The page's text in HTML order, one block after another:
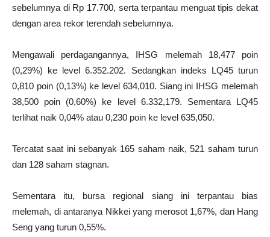
sebelumnya di Rp 17.700, serta terpantau menguat tipis dekat
dengan area rekor terendah sebelumnya.
Mengawali perdagangannya, IHSG melemah 18,477 poin
(0,29%) ke level 6.352.202. Sedangkan indeks LQ45 turun
0,810 poin (0,13%) ke level 634,010. Siang ini IHSG melemah
38,500 poin (0,60%) ke level 6.332,179. Sementara LQ45
terlihat naik 0,04% atau 0,230 poin ke level 635,050.
Tercatat saat ini sebanyak 165 saham naik, 521 saham turun
dan 128 saham stagnan.
Sementara itu, bursa regional siang ini terpantau bias
melemah, di antaranya Nikkei yang merosot 1,67%, dan Hang
Seng yang turun 0,55%.